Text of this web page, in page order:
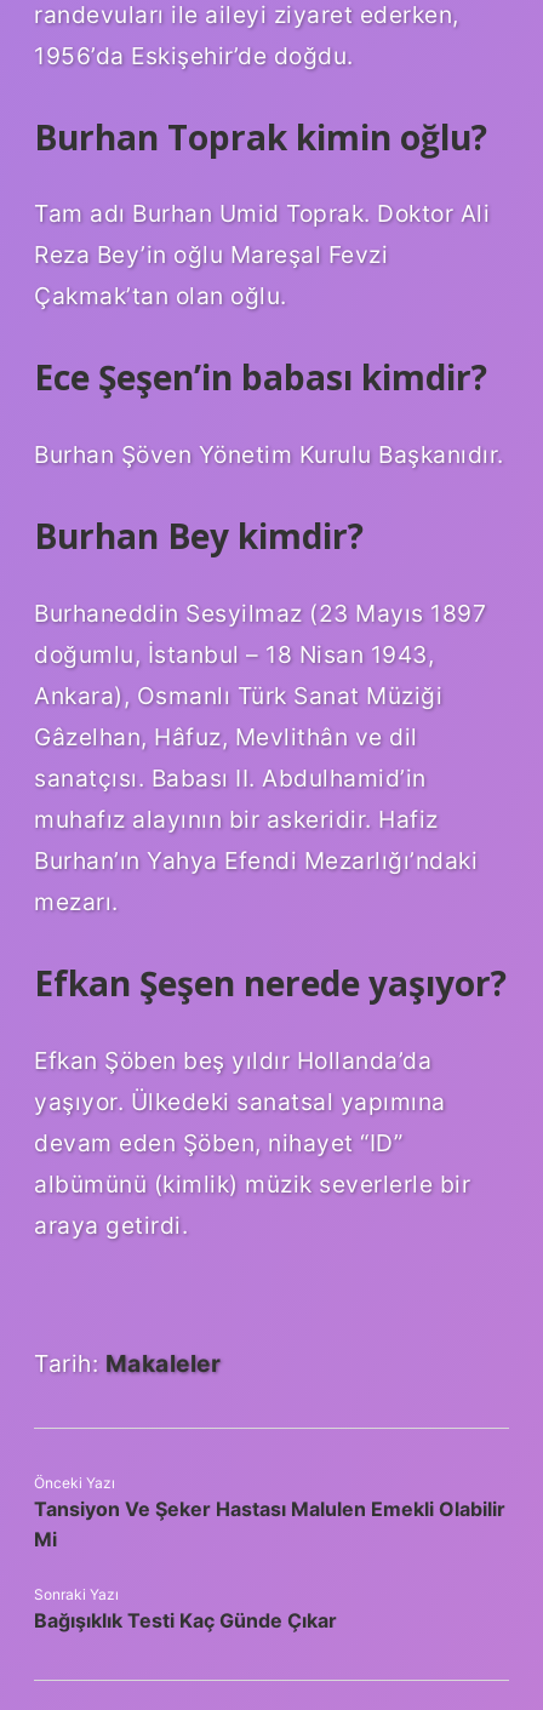
randevuları ile aileyi ziyaret ederken,
1956’da Eskişehir’de doğdu.
Burhan Toprak kimin oğlu?
Tam adı Burhan Umid Toprak. Doktor Ali
Reza Bey’in oğlu Mareşal Fevzi
Çakmak’tan olan oğlu.
Ece Şeşen’in babası kimdir?
Burhan Şöven Yönetim Kurulu Başkanıdır.
Burhan Bey kimdir?
Burhaneddin Sesyilmaz (23 Mayıs 1897
doğumlu, İstanbul – 18 Nisan 1943,
Ankara), Osmanlı Türk Sanat Müziği
Gâzelhan, Hâfuz, Mevlithân ve dil
sanatçısı. Babası II. Abdulhamid’in
muhafız alayının bir askeridir. Hafiz
Burhan’ın Yahya Efendi Mezarlığı’ndaki
mezarı.
Efkan Şeşen nerede yaşıyor?
Efkan Şöben beş yıldır Hollanda’da
yaşıyor. Ülkedeki sanatsal yapımına
devam eden Şöben, nihayet “ID”
albümünü (kimlik) müzik severlerle bir
araya getirdi.
Tarih: Makaleler
Önceki Yazı
Tansiyon Ve Şeker Hastası Malulen Emekli Olabilir
Mi
Sonraki Yazı
Bağışıklık Testi Kaç Günde Çıkar